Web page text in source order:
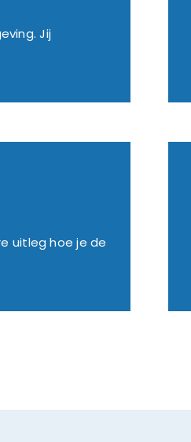
Jij
uitleg hoe je de